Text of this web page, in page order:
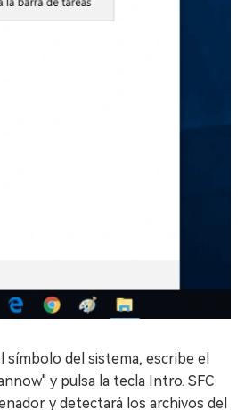
símbolo del sistema, escribe el
y pulsa la tecla Intro. SFC
y detectará los archivos del